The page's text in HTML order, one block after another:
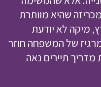
שהיא מוותרת
מיקה לא יודעת
של המשפחה חוזר
תיירים נאה